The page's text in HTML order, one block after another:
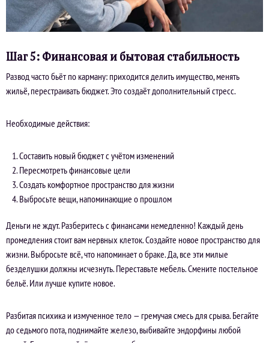
Шаг 5: Финансовая и бытовая стабильность
Развод часто бьёт по карману: приходится делить имущество, менять
жильё, перестраивать бюджет. Это создаёт дополнительный стресс.
Необходимые действия:
Составить новый бюджет с учётом изменений
Пересмотреть финансовые цели
Создать комфортное пространство для жизни
Выбросьте вещи, напоминающие о прошлом
Деньги не ждут. Разберитесь с финансами немедленно! Каждый день
промедления стоит вам нервных клеток. Создайте новое пространство для
жизни. Выбросьте всё, что напоминает о браке. Да, все эти милые
безделушки должны исчезнуть. Переставьте мебель. Смените постельное
бельё. Или лучше купите новое.
Разбитая психика и измученное тело — гремучая смесь для срыва. Бегайте
до седьмого пота, поднимайте железо, выбивайте эндорфины любой